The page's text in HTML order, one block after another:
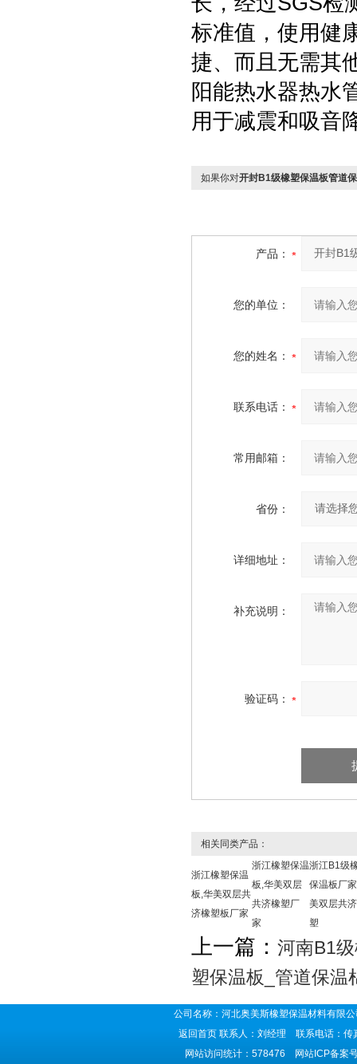
标准值，使用健
捷、而且无需其
阳能热水器热水
用于减震和吸音
如果你对开封B1级橡塑保温板管道
产品：
您的单位：
您的姓名：
联系电话：
常用邮箱：
省份：
详细地址：
补充说明：
验证码：
相关同类产品：
浙江橡塑保温
板,华美双层共
济橡塑板厂家
浙江橡塑保温
板,华美双层
共济橡塑厂
家
浙江B1级
保温板厂
美双层共
塑
上一篇： 河南B1
塑保温板_管道保温
公司名称：河北奥美斯橡塑保温材料有
返回首页 联系人：刘经理 联系电话：
网站访问统计：578476 网站ICP备案